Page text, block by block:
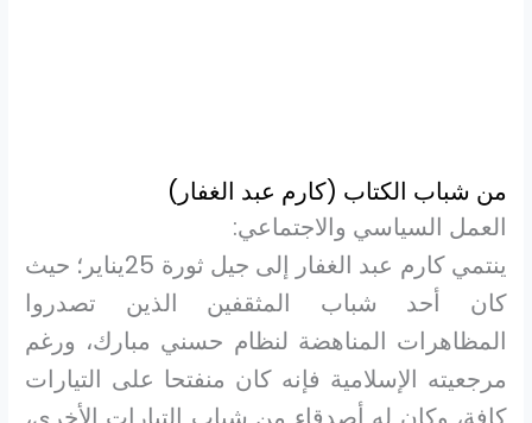
من شباب الكتاب (كارم عبد الغفار)
العمل السياسي والاجتماعي:
ينتمي كارم عبد الغفار إلى جيل ثورة 25يناير؛ حيث
كان أحد شباب المثقفين الذين تصدروا
المظاهرات المناهضة لنظام حسني مبارك، ورغم
مرجعيته الإسلامية فإنه كان منفتحا على التيارات